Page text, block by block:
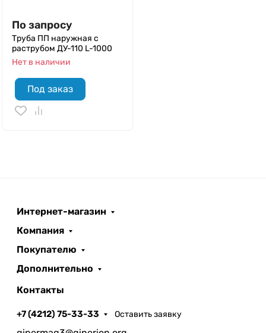
По запросу
Труба ПП наружная с
раструбом ДУ-110 L-1000
Нет в наличии
Под заказ
Интернет-магазин
Компания
Покупателю
Дополнительно
Контакты
+7 (4212) 75-33-33 Оставить заявку